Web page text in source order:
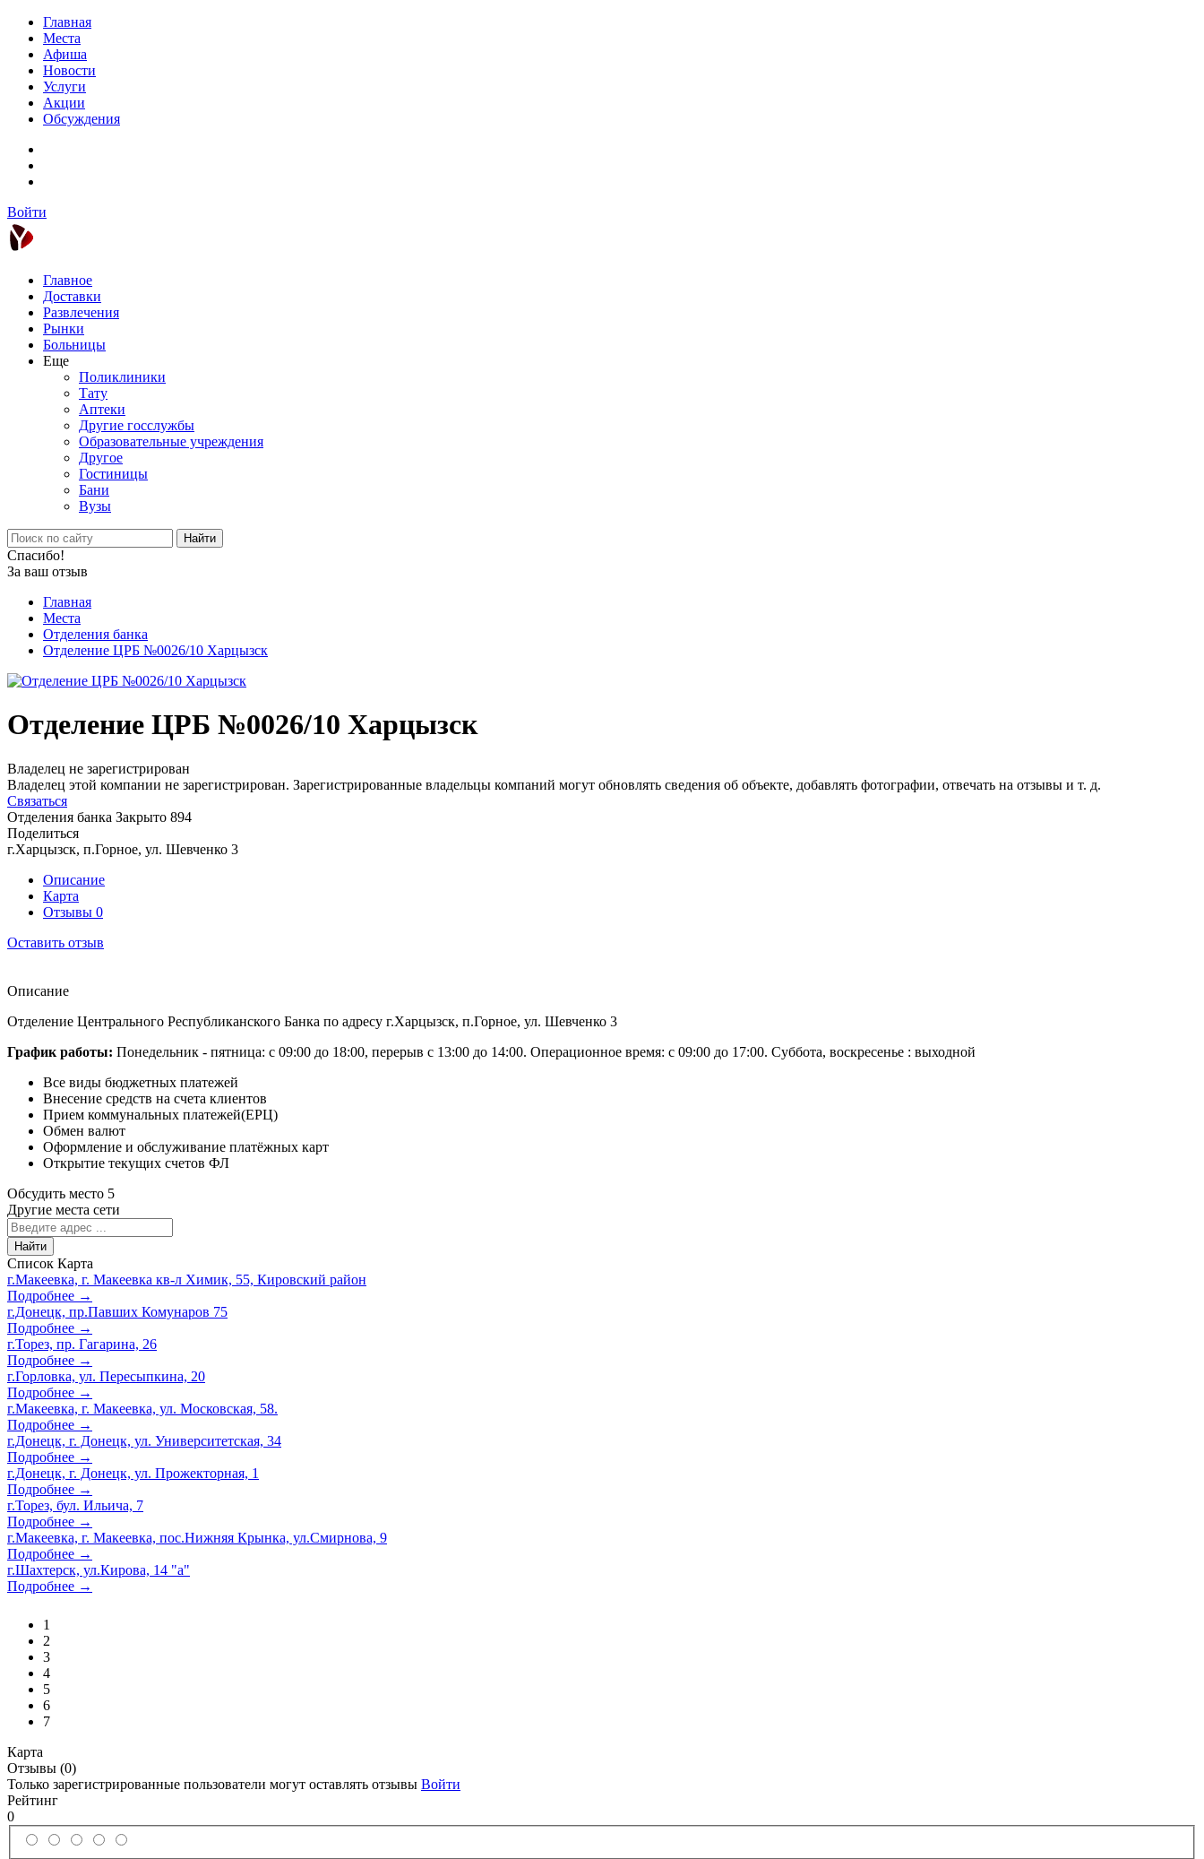
Главная
Места
Афиша
Новости
Услуги
Акции
Обсуждения
Войти
Главное
Доставки
Развлечения
Рынки
Больницы
Еще
Поликлиники
Тату
Аптеки
Другие госслужбы
Образовательные учреждения
Другое
Гостиницы
Бани
Вузы
Найти
Спасибо!
За ваш отзыв
Главная
Места
Отделения банка
Отделение ЦРБ №0026/10 Харцызск
Отделение ЦРБ №0026/10 Харцызск
Владелец не зарегистрирован
Владелец этой компании не зарегистрирован. Зарегистрированные владельцы компаний могут обновлять сведения об объекте, добавлять фотографии, отвечать на отзывы и т. д.
Связаться
Отделения банка Закрыто 894
Поделиться
г.Харцызск, п.Горное, ул. Шевченко 3
Описание
Карта
Отзывы 0
Оставить отзыв
Описание
Отделение Центрального Республиканского Банка по адресу г.Харцызск, п.Горное, ул. Шевченко 3
График работы: Понедельник - пятница: с 09:00 до 18:00, перерыв с 13:00 до 14:00. Операционное время: с 09:00 до 17:00. Суббота, воскресенье : выходной
Все виды бюджетных платежей
Внесение средств на счета клиентов
Прием коммунальных платежей(ЕРЦ)
Обмен валют
Оформление и обслуживание платёжных карт
Открытие текущих счетов ФЛ
Обсудить место 5
Другие места сети
Найти
Список Карта
г.Макеевка, г. Макеевка кв-л Химик, 55, Кировский район
Подробнее →
г.Донецк, пр.Павших Комунаров 75
Подробнее →
г.Торез, пр. Гагарина, 26
Подробнее →
г.Горловка, ул. Пересыпкина, 20
Подробнее →
г.Макеевка, г. Макеевка, ул. Московская, 58.
Подробнее →
г.Донецк, г. Донецк, ул. Университетская, 34
Подробнее →
г.Донецк, г. Донецк, ул. Прожекторная, 1
Подробнее →
г.Торез, бул. Ильича, 7
Подробнее →
г.Макеевка, г. Макеевка, пос.Нижняя Крынка, ул.Смирнова, 9
Подробнее →
г.Шахтерск, ул.Кирова, 14 "а"
Подробнее →
1
2
3
4
5
6
7
Карта
Отзывы (0)
Только зарегистрированные пользователи могут оставлять отзывы Войти
Рейтинг
0